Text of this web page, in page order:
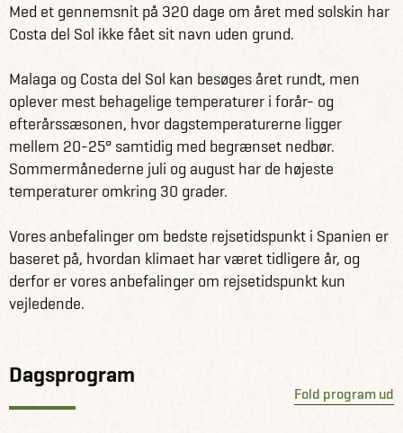
Formålet med padelrejsen er, at du skal udvikle dit
uddannet træner, som vil hjælpe med at styrke både dine
taktiske egenskaber og din slagteknik med personlig
vejledning. Ydermere er der tilkoblet en professionel
spansk træner, som er engelsktalende og uddannet
gennem The Spanish Padel Federation. Der vil være
tilknyttet træner på alle de inkluderede padeltimer, hvor
forståelse, mens den anden halvdel er til frit spil og kamp
med andre deltagere i Match Camp'en, hvor træneren
giver feedback og inputs undervejs. Dette vil også styrke
dit padelnetvæk og danne nye bekendtskaber og
Det tidsrum, hvor du ikke spiller padel, har du masser af
muligheder for andre aktiviteter. Du kan gøre brug af de
Med et gennemsnit på 320 dage om året med solskin har
Costa del Sol ikke fået sit navn uden grund.
Malaga og Costa del Sol kan besøges året rundt, men
oplever mest behagelige temperaturer i forår- og
efterårssæsonen, hvor dagstemperaturerne ligger
mellem 20-25° samtidig med begrænset nedbør.
Sommermånederne juli og august har de højeste
temperaturer omkring 30 grader.
Vores anbefalinger om bedste rejsetidspunkt i Spanien er
baseret på, hvordan klimaet har været tidligere år, og
derfor er vores anbefalinger om rejsetidspunkt kun
vejledende.
Dagsprogram
Fold program ud